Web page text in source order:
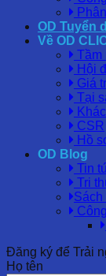
OD Tuyển
Về OD
Tầm
Hội
Giá
Tại
CSR
Hồ
OD Blog
Tin
Tri
Đăng ký để Trải
Họ tên